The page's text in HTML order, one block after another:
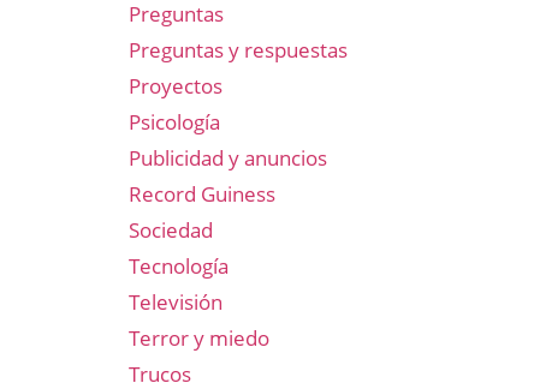
Preguntas
Preguntas y respuestas
Proyectos
Psicología
Publicidad y anuncios
Record Guiness
Sociedad
Tecnología
Televisión
Terror y miedo
Trucos